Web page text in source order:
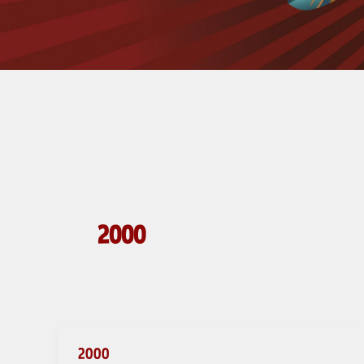
2000
2000